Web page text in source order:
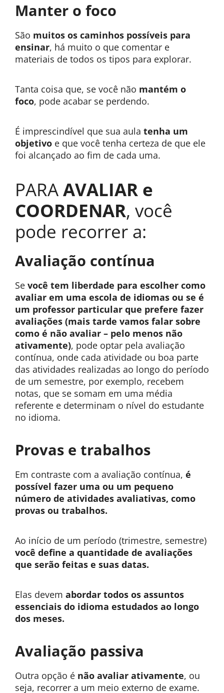
Manter o foco
São muitos os caminhos possíveis para
ensinar, há muito o que comentar e
materiais de todos os tipos para explorar.
Tanta coisa que, se você não mantém o
foco, pode acabar se perdendo.
É imprescindível que sua aula tenha um
objetivo e que você tenha certeza de que ele
foi alcançado ao fim de cada uma.
PARAAVALIAR e
COORDENAR, você
pode recorrer a:
Avaliação contínua
Se você tem liberdade para escolher como
avaliar em uma escola de idiomas ou se é
um professor particular que prefere fazer
avaliações (mais tarde vamos falar sobre
como é não avaliar – pelo menos não
ativamente), pode optar pela avaliação
contínua, onde cada atividade ou boa parte
das atividades realizadas ao longo do período
de um semestre, por exemplo, recebem
notas, que se somam em uma média
referente e determinam o nível do estudante
no idioma.
Provas e trabalhos
Em contraste com a avaliação contínua, é
possível fazer uma ou um pequeno
número de atividades avaliativas, como
provas ou trabalhos.
Ao início de um período (trimestre, semestre)
você define a quantidade de avaliações
que serão feitas e suas datas.
Elas devem abordar todos os assuntos
essenciais do idioma estudados ao longo
dos meses.
Avaliação passiva
Outra opção é não avaliar ativamente, ou
seja, recorrer a um meio externo de exame.